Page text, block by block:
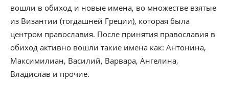
вошли в обиход и новые имена, во множестве взятые
из Византии (тогдашней Греции), которая была
центром православия. После принятия православия в
обиход активно вошли такие имена как: Антонина,
Максимилиан, Василий, Варвара, Ангелина,
Владислав и прочие.